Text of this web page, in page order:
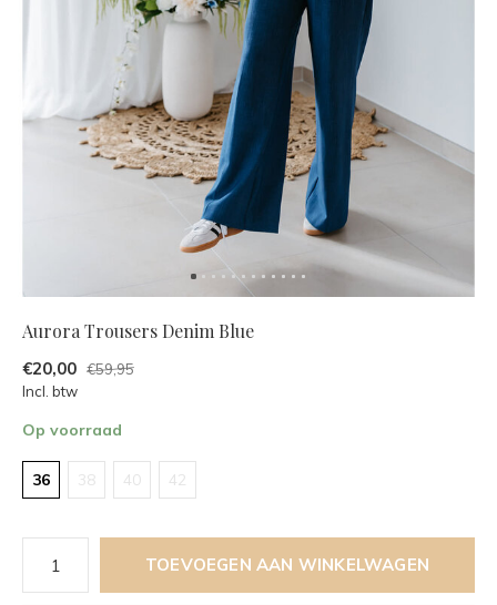
Aurora Trousers Denim Blue
€20,00 €59,95
Incl. btw
Op voorraad
36 38 40 42
TOEVOEGEN AAN WINKELWAGEN